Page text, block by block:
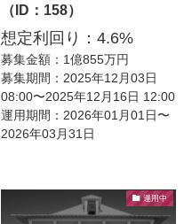
（ID：158）
想定利回り：4.6%
募集金額：1億855万円
募集期間：2025年12月03日
08:00〜2025年12月16日 12:00
運用期間：2026年01月01日〜
2026年03月31日
運用中